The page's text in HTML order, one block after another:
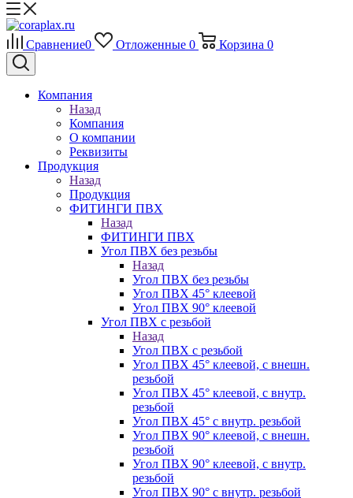
Сравнение0 Отложенные 0 Корзина 0
Компания
Назад
Компания
О компании
Реквизиты
Продукция
Назад
Продукция
ФИТИНГИ ПВХ
Назад
ФИТИНГИ ПВХ
Угол ПВХ без резьбы
Назад
Угол ПВХ без резьбы
Угол ПВХ 45° клеевой
Угол ПВХ 90° клеевой
Угол ПВХ с резьбой
Назад
Угол ПВХ с резьбой
Угол ПВХ 45° клеевой, с внешн.
резьбой
Угол ПВХ 45° клеевой, с внутр.
резьбой
Угол ПВХ 45° с внутр. резьбой
Угол ПВХ 90° клеевой, с внешн.
резьбой
Угол ПВХ 90° клеевой, с внутр.
резьбой
Угол ПВХ 90° с внутр. резьбой